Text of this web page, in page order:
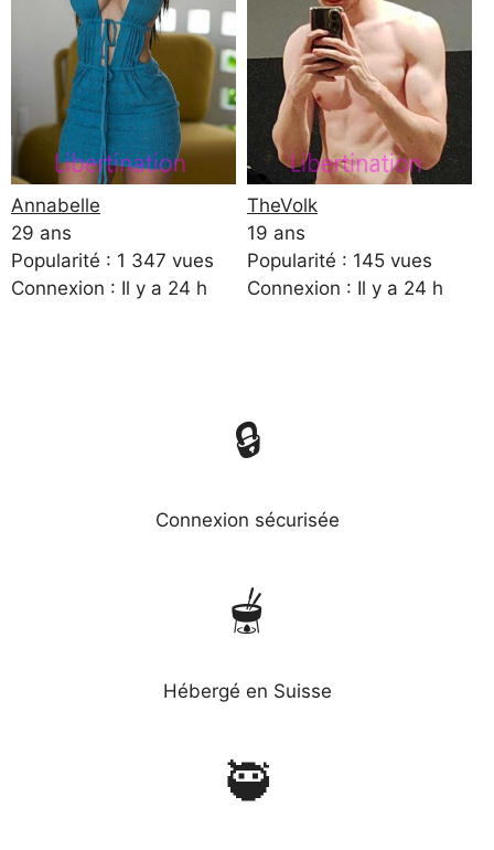
Annabelle
29 ans
Popularité : 1 347 vues
Connexion : Il y a 24 h
TheVolk
19 ans
Popularité : 145 vues
Connexion : Il y a 24 h
🔒
Connexion sécurisée
🫕
Hébergé en Suisse
🥷